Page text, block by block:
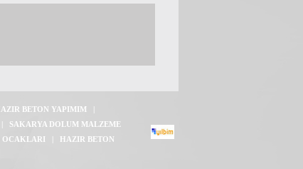
BETON YAPIMIM |
SAKARYA DOLUM MALZEME
OCAKLARI |
HAZIR BETON